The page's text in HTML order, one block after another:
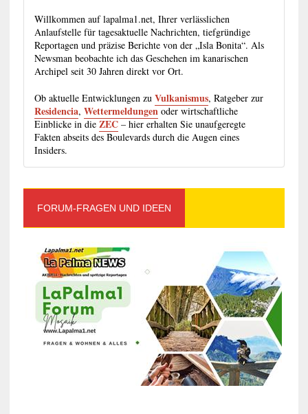
Willkommen auf lapalma1.net, Ihrer verlässlichen
Anlaufstelle für tagesaktuelle Nachrichten, tiefgründige
Reportagen und präzise Berichte von der „Isla Bonita“. Als
Newsman beobachte ich das Geschehen im kanarischen
Archipel seit 30 Jahren direkt vor Ort.
Ob aktuelle Entwicklungen zu Vulkanismus, Ratgeber zur
Residencia, Wettermeldungenoder wirtschaftliche
Einblicke in die ZEC– hier erhalten Sie unaufgeregte
Fakten abseits des Boulevards durch die Augen eines
Insiders.
FORUM-FRAGEN UND IDEEN